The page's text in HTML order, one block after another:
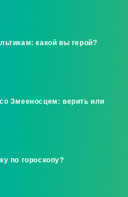
какой вы герой?
Змееносцем: верить или
по гороскопу?